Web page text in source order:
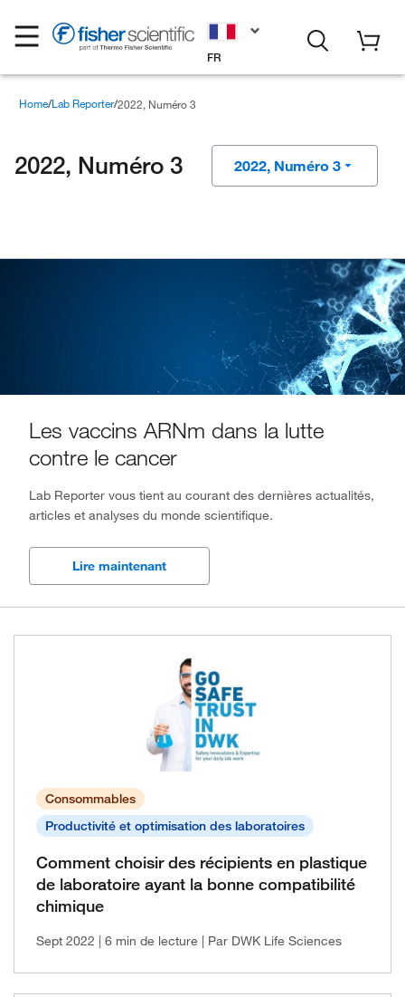
FR
Home Lab Reporter 2022, Numéro 3
2022, Numéro 3 2022, Numéro 3
2025, Numéro 2
2025, Numéro 1
2024, Numéro 4
2024, Numéro 3
2024, Numéro 2
2023, Numéro 4
2022, Numéro 2
2022, Numéro 1
2021, Numéro 1
Les vaccins ARNm dans la lutte
contre le cancer
Lab Reporter vous tient au courant des dernières actualités,
articles et analyses du monde scientifique.
Lire maintenant
Consommables
Productivité et optimisation des laboratoires
Comment choisir des récipients en plastique
de laboratoire ayant la bonne compatibilité
chimique
Sept 2022 | 6 min de lecture | Par DWK Life Sciences